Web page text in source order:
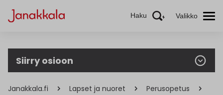
Haku Valikko
Siirry osioon
Janakkala.fi Lapset ja nuoret
Perusopetus